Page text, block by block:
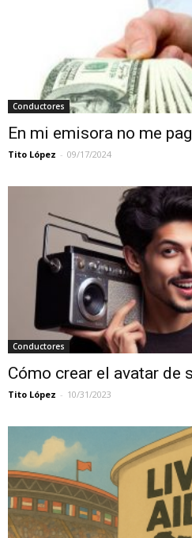
Conductores
En mi emisora no me
Tito López - 09/17/2024
Conductores
Cómo crear el avatar de
Tito López - 10/31/2023